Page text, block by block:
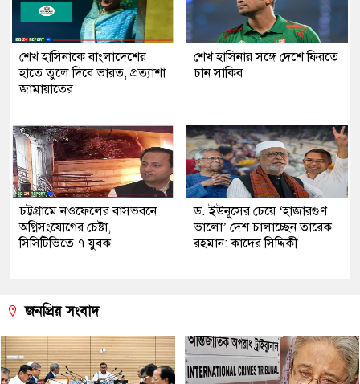
শেখ হাসিনাকে বাংলাদেশের
হাতে তুলে দিবে ভারত, প্রত্যাশা
জামায়াতের
শেখ হাসিনার সঙ্গে দেশে ফিরতে
চান সাকিব
চট্টগ্রামে নওফেলের বাসভবনে
অগ্নিসংযোগের চেষ্টা,
সিসিটিভিতে ৭ যুবক
ড. ইউনূসের চেয়ে ‘হাজারগুণ
ভালো’ দেশ চালাচ্ছেন তারেক
রহমান: কাদের সিদ্দিকী
জনপ্রিয় সংবাদ